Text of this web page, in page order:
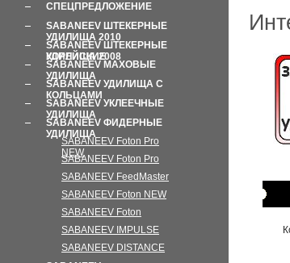
СПЕЦПРЕДЛОЖЕНИЕ
SABANEEV ШТЕКЕРНЫЕ
SABANEEV ШТЕКЕРНЫЕ
SABANEEV МАХОВЫЕ
SABANEEV УДИЛИЩА С
SABANEEV УКЛЕЕЧНЫЕ
SABANEEV ФИДЕРНЫЕ
SABANEEV Foton Pro
SABANEEV Foton Pro
SABANEEV FeedMaster
SABANEEV Foton NEW
SABANEEV Foton
SABANEEV IMPULSE
SABANEEV DISTANCE